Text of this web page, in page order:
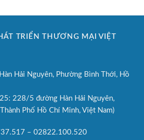
TRIỂN THƯƠNG MẠI VIỆT
Hải Nguyên, Phường Bình Thới, Hồ
228/5 đường Hàn Hải Nguyên,
Phố Hồ Chí Minh, Việt Nam)
– 02822.100.520